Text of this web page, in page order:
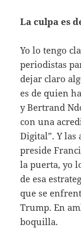
La culpa es
Yo lo tengo
periodistas
dejar claro
es de quien
y Bertrand
con una
Digital”. Y las
preside
la puerta, yo
de esa
que se
Trump. En
boquilla.